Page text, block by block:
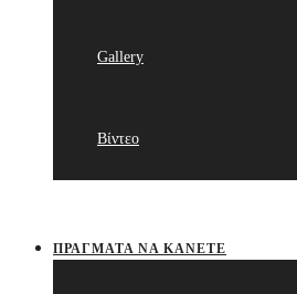
Gallery
Βίντεο
ΠΡΆΓΜΑΤΑ ΝΑ ΚΆΝΕΤΕ